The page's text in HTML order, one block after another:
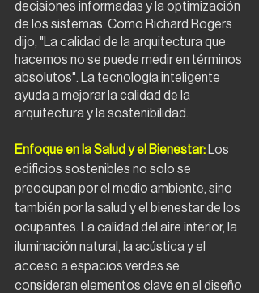
decisiones informadas y la optimización
de los sistemas. Como Richard Rogers
dijo, "La calidad de la arquitectura que
hacemos no se puede medir en términos
absolutos". La tecnología inteligente
ayuda a mejorar la calidad de la
arquitectura y la sostenibilidad.
Enfoque en la Salud y el Bienestar: Los
edificios sostenibles no solo se
preocupan por el medio ambiente, sino
también por la salud y el bienestar de los
ocupantes. La calidad del aire interior, la
iluminación natural, la acústica y el
acceso a espacios verdes se
consideran elementos clave en el diseño